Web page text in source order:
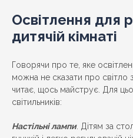
Освітлення для
дитячій кімнаті
Говорячи про те, яке
можна не сказати про світло
читає, щось майструє. Для
світильників:
Настільні лампи. Дітям за